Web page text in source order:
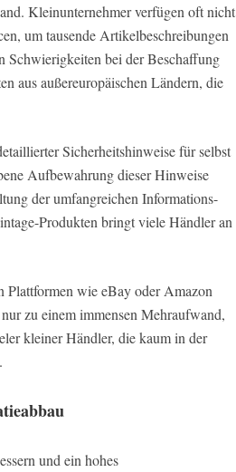
Kleinunternehmer verfügen oft nicht
um tausende Artikelbeschreibungen
Schwierigkeiten bei der Beschaffung
aus außereuropäischen Ländern, die
Sicherheitshinweise für selbst
Aufbewahrung dieser Hinweise
der umfangreichen Informations-
Produkten bringt viele Händler an
Plattformen wie eBay oder Amazon
zu einem immensen Mehraufwand,
kleiner Händler, die kaum in der
und ein hohes